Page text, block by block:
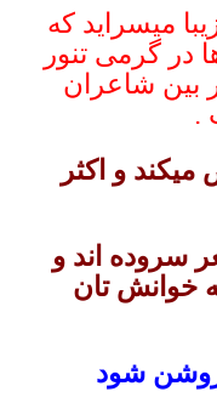
میسراید که
گرمی تنور
بین شاعران
.
و اکثر
سروده اند و
خوانش تان
شود